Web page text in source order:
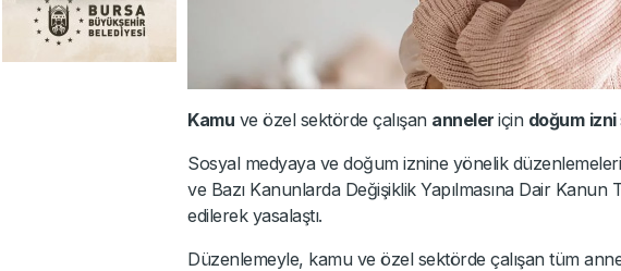
Kamu ve özel sektörde çalışan anneler için doğum izni
Sosyal medyaya ve doğum iznine yönelik
ve Bazı Kanunlarda Değişiklik Yapılmasına Dair
edilerek yasalaştı.
Düzenlemeyle, kamu ve özel sektörde çalışan tüm